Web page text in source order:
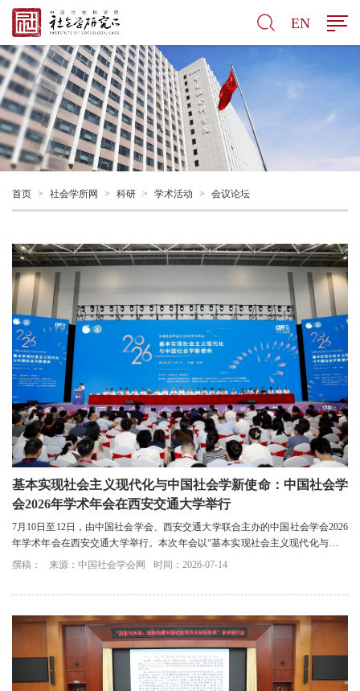
EN
首页 > 社会学所网 > 科研 > 学术活动 > 会议论坛
基本实现社会主义现代化与中国社会学新使命：中国社会学
会2026年学术年会在西安交通大学举行
7月10日至12日，由中国社会学会、西安交通大学联合主办的中国社会学会2026
年学术年会在西安交通大学举行。本次年会以“基本实现社会主义现代化与中国
社会学新使命”为主题，全国社会学领域专...
撰稿： 来源：中国社会学会网 时间：2026-07-14